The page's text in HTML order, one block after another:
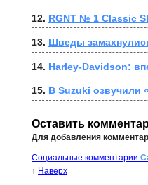
12. RGNT № 1 Classic
13. Шведы
14. Harley-Davidson:
15. В Suzuki озвучили
Оставить
Для добавления
Социальные комментарии
↑ Наверх